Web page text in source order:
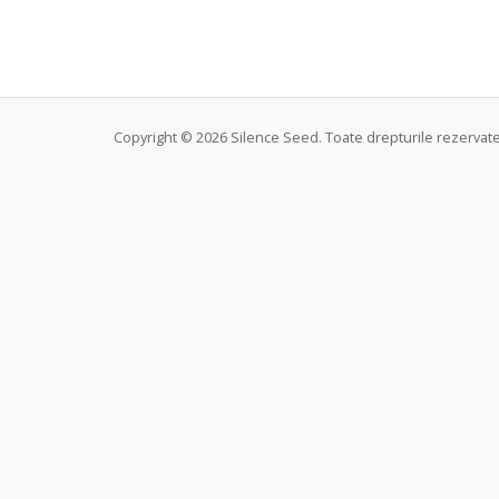
Copyright © 2026 Silence Seed. Toate drepturile